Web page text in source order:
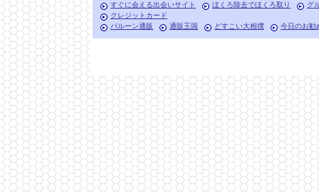
すぐに会える出会いサイト ほくろ除去でほくろ取り
グ
クレジットカード
バルーン通販
通販王国 どすこい大相撲 今日のお勧